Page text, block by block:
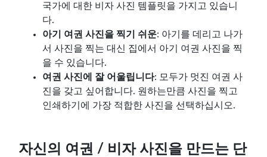
국가에 대한 비자 사진 템플릿을 가지고 있습니
다.
아기 여권 사진을 찍기 쉬운: 아기를 데리고 나가
서 사진을 찍는 대신 집에서 아기 여권 사진을 찍
을 수 있습니다.
여권 사진에 잘 어울립니다: 모두가 멋진 여권 사
진을 갖고 싶어합니다. 원하는만큼 사진을 찍고
인쇄하기에 가장 적합한 사진을 선택하십시오.
자신의 여권 / 비자 사진을 만드는 단